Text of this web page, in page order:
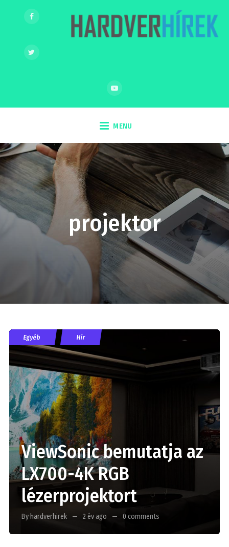
MENU
projektor
Egyéb Hír
ViewSonic bemutatja az
LX700-4K RGB
lézerprojektort
By hardverhirek 2 év ago 0 comments